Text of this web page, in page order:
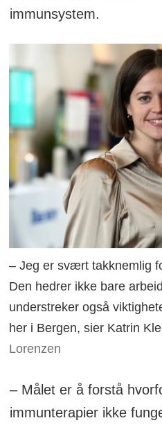
immunsystem.
– Jeg er svært takknemlig
Den hedrer ikke bare
understreker også
her i Bergen, sier Katrin
Lorenzen
– Målet er å forstå
immunterapier ikke